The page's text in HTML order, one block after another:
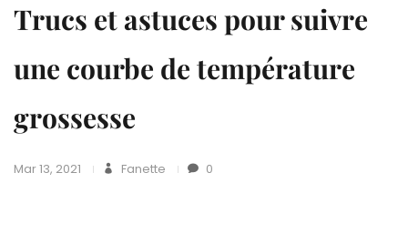
Trucs et astuces pour suivre
une courbe de température
grossesse
Mar 13, 2021 Fanette 0